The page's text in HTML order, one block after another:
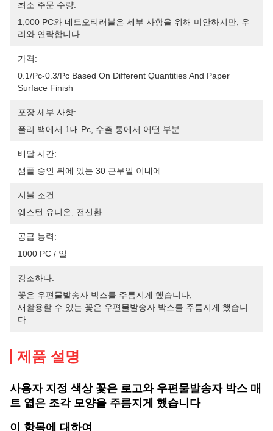
최소 주문 수량:
1,000 PC와 네트오티러블은 세부 사항을 위해 미안하지만, 우
리와 연락합니다
가격:
0.1/pc-0.3/pc Based On Different Quantities And Paper
Surface Finish
포장 세부 사항:
폴리 백에서 1대 Pc, 수출 통에서 어떤 부분
배달 시간:
샘플 승인 뒤에 있는 30 근무일 이내에
지불 조건:
웨스턴 유니온, 전신환
공급 능력:
1000 PC / 일
강조하다:
꽃은 우편물발송자 박스를 주름지게 했습니다
재활용할 수 있는 꽃은 우편물발송자 박스를 주름지게 했습니
다
제품 설명
사용자 지정 색상 꽃은 로고와 우편물발송자 박스 매
트 엷은 조각 모양을 주름지게 했습니다
이 항목에 대하여